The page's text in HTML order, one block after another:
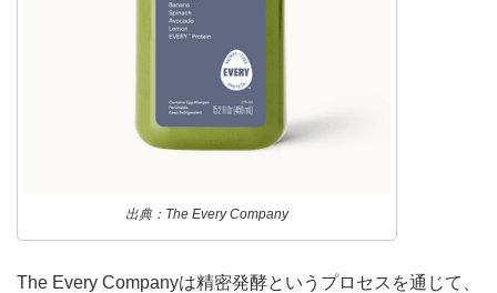
出典：The Every Company
The Every Companyは精密発酵というプロセスを通じて、